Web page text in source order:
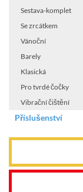
Sestava-komplet
Se zrcátkem
Vánoční
Barely
Klasická
Pro tvrdé čočky
Vibrační čištění
Příslušenství